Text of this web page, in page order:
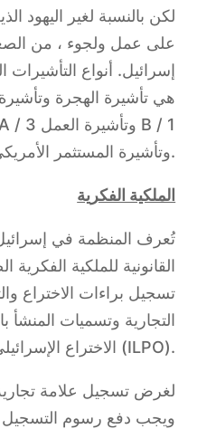
لكن بالنسبة لغير اليهود
على عمل ولجوء ، من
إسرائيل. أنواع التأشيرات
وتأشيرة المستثمر الأمريكي سيئة السمعة.
الملكية الفكرية
تُعرف المنظمة في
القانونية للملكية
تسجيل براءات الاختراع
التجارية وتسميات
الاختراع الإسرائيلي (ILPO).
لغرض تسجيل علامة
ويجب دفع رسوم التسجيل